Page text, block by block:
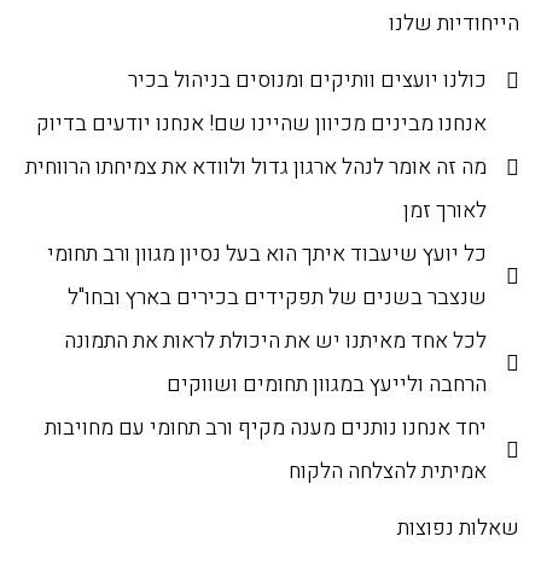
הייחודיות שלנו
כולנו יועצים וותיקים ומנוסים בניהול בכיר
אנחנו מבינים מכיוון שהיינו שם! אנחנו יודעים בדיוק
מה זה אומר לנהל ארגון גדול ולוודא את צמיחתו הרווחית
לאורך זמן
כל יועץ שיעבוד איתך הוא בעל נסיון מגוון ורב תחומי
שנצבר בשנים של תפקידים בכירים בארץ ובחו"ל
לכל אחד מאיתנו יש את היכולת לראות את התמונה
הרחבה ולייעץ במגוון תחומים ושווקים
יחד אנחנו נותנים מענה מקיף ורב תחומי עם מחויבות
אמיתית להצלחה הלקוח
שאלות נפוצות